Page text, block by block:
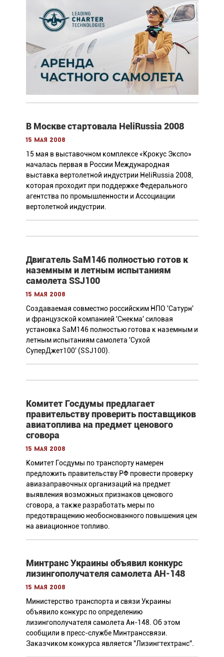
В Москве стартовала HeliRussia 2008
15 мая 2008
15 мая в выставочном комплексе «Крокус Экспо»
началась первая в России Международная
выставка вертолетной индустрии HeliRussia 2008,
которая проходит при поддержке Федерального
агентства по промышленности и Ассоциации
вертолетной индустрии.
Двигатель SaM146 полностью готов к
наземным и летным испытаниям
самолета SSJ100
15 мая 2008
Создаваемая совместно российским НПО 'Сатурн'
и французской компанией 'Снекма' силовая
установка SaM146 полностью готова к наземным и
летным испытаниям самолета 'Сухой
СуперДжет100' (SSJ100).
Комитет Госдумы предлагает
правительству проверить поставщиков
авиатоплива на предмет ценового
сговора
15 мая 2008
Комитет Госдумы по транспорту намерен
предложить правительству РФ провести проверку
авиазаправочных организаций на предмет
выявления возможных признаков ценового
сговора, а также разработать меры по
предотвращению необоснованного повышения цен
на авиационное топливо.
Минтранс Украины объявил конкурс
лизингополучателя самолета АН-148
15 мая 2008
Министерство транспорта и связи Украины
объявило конкурс по определению
лизингополучателя самолета Ан-148. Об этом
сообщили в пресс-службе Минтранссвязи.
Заказчиком конкурса является "Лизингтехтранс".